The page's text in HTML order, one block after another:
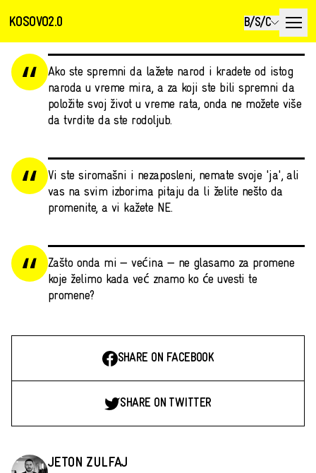
KOSOVO2.0 B/S/C
Ako ste spremni da lažete narod i kradete od istog
naroda u vreme mira, a za koji ste bili spremni da
položite svoj život u vreme rata, onda ne možete više
da tvrdite da ste rodoljub.
Vi ste siromašni i nezaposleni, nemate svoje 'ja', ali
vas na svim izborima pitaju da li želite nešto da
promenite, a vi kažete NE.
Zašto onda mi — većina — ne glasamo za promene
koje želimo kada već znamo ko će uvesti te
promene?
SHARE ON FACEBOOK
SHARE ON TWITTER
JETON ZULFAJ